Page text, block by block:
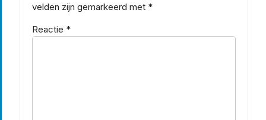
velden zijn gemarkeerd met *
Reactie *